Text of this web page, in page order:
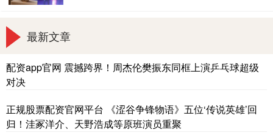
最新文章
配资app官网 震撼跨界！周杰伦樊振东同框上演乒乓球超级
对决
正规股票配资官网平台 《涩谷争锋物语》五位‘传说英雄’回
归！洼冢洋介、天野浩成等原班演员重聚